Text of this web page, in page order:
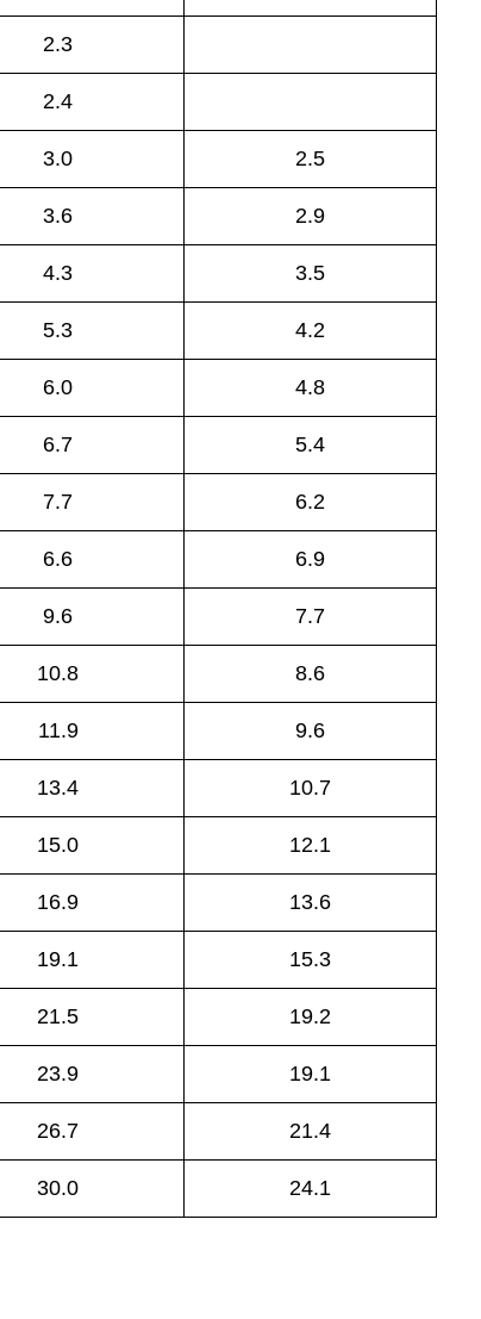
2.3
2.4
3.0 2.5
3.6 2.9
4.3 3.5
5.3 4.2
6.0 4.8
6.7 5.4
7.7 6.2
6.6 6.9
9.6 7.7
10.8 8.6
11.9 9.6
13.4 10.7
15.0 12.1
16.9 13.6
19.1 15.3
21.5 19.2
23.9 19.1
26.7 21.4
30.0 24.1